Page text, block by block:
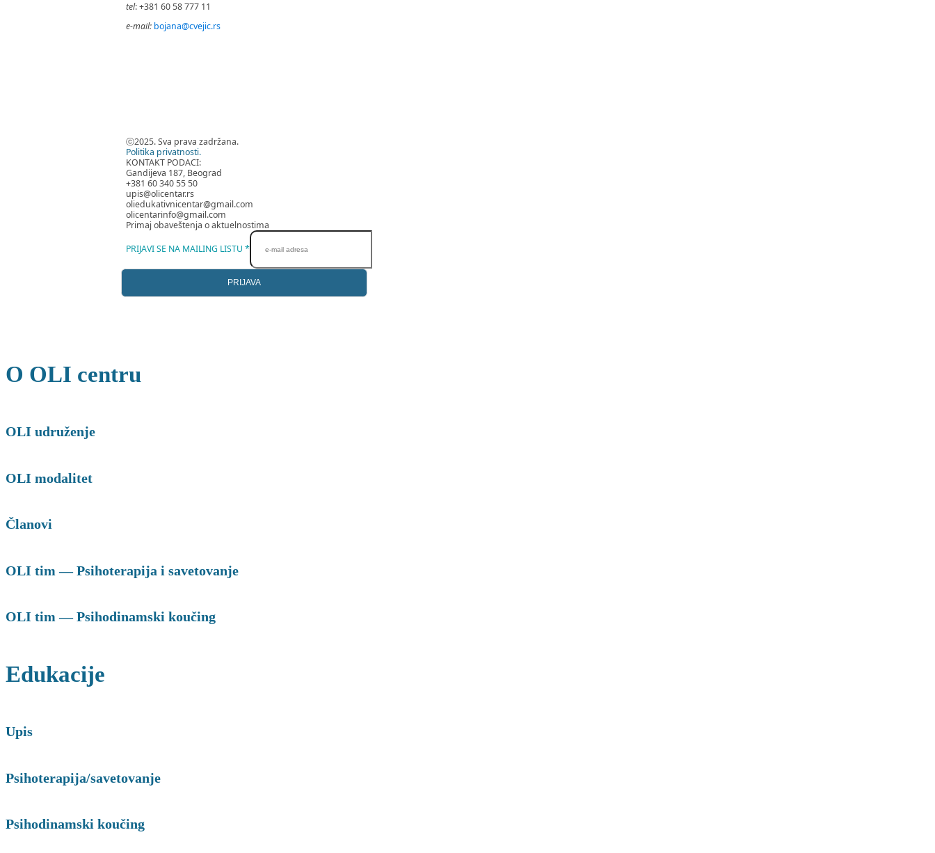
tel: +381 60 58 777 11
e-mail: bojana@cvejic.rs
ⓒ2025. Sva prava zadržana.
Politika privatnosti.
KONTAKT PODACI:
Gandijeva 187, Beograd
+381 60 340 55 50
upis@olicentar.rs
oliedukativnicentar@gmail.com
olicentarinfo@gmail.com
Primaj obaveštenja o aktuelnostima
PRIJAVI SE NA MAILING LISTU*
PRIJAVA
O OLI centru
OLI udruženje
OLI modalitet
Članovi
OLI tim — Psihoterapija i savetovanje
OLI tim — Psihodinamski koučing
Edukacije
Upis
Psihoterapija/savetovanje
Psihodinamski koučing